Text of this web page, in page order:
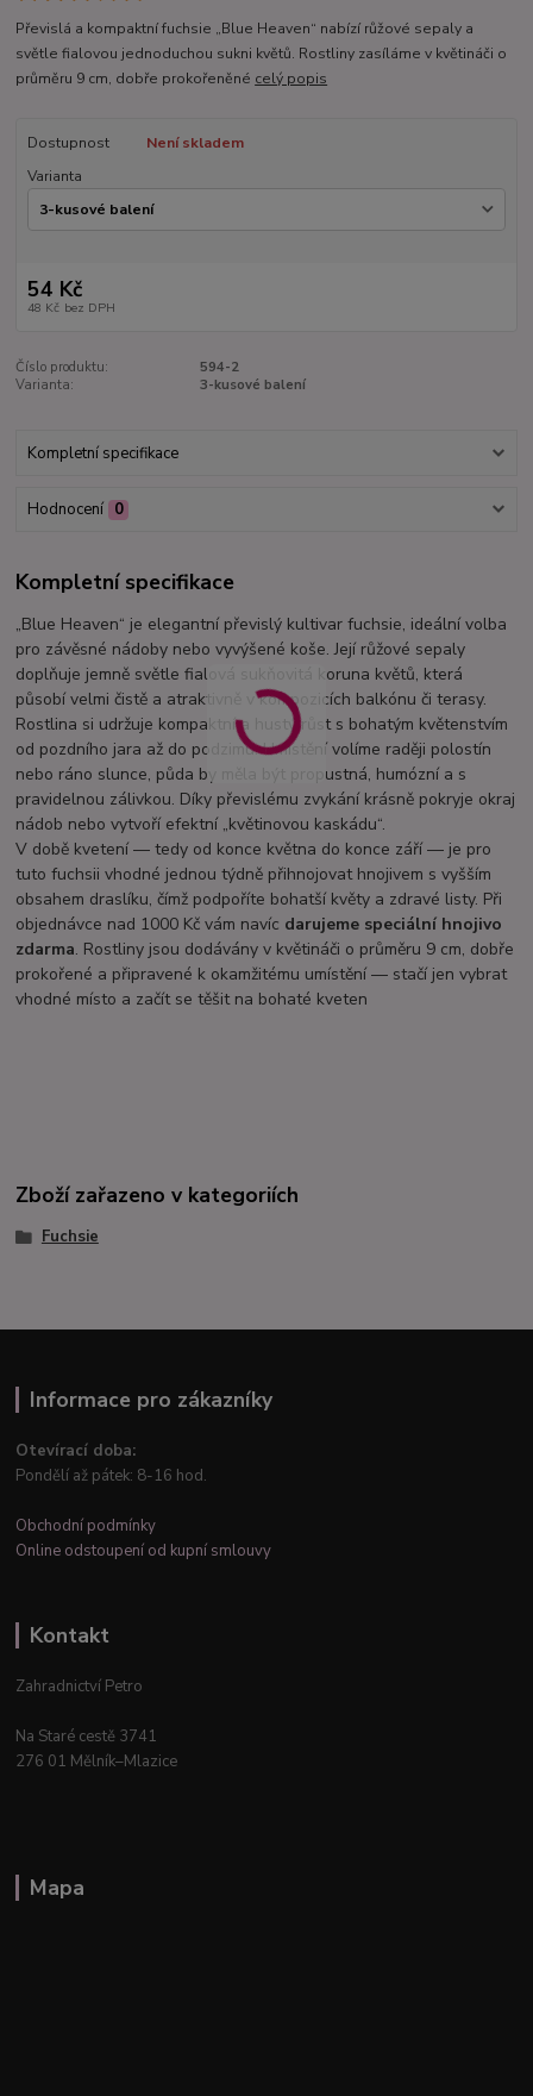
Převislá a kompaktní fuchsie „Blue Heaven“ nabízí růžové sepaly a
světle fialovou jednoduchou sukni květů. Rostliny zasíláme v květináči o
průměru 9 cm, dobře prokořeněné celý popis
Dostupnost
Není skladem
Varianta
54 Kč
48 Kč bez DPH
Číslo produktu:
594-2
Varianta:
3-kusové balení
Kompletní specifikace
Hodnocení 0
Kompletní specifikace
„Blue Heaven“ je elegantní převislý kultivar fuchsie, ideální volba
pro závěsné nádoby nebo vyvýšené koše. Její růžové sepaly
doplňuje jemně světle fialová sukňovitá koruna květů, která
působí velmi čistě a atraktivně v kompozicích balkónu či terasy.
Rostlina si udržuje kompaktní a hustý růst s bohatým květenstvím
od pozdního jara až do podzimu. Umístění volíme raději polostín
nebo ráno slunce, půda by měla být propustná, humózní a s
pravidelnou zálivkou. Díky převislému zvykání krásně pokryje okraj
nádob nebo vytvoří efektní „květinovou kaskádu“.
V době kvetení — tedy od konce května do konce září — je pro
tuto fuchsii vhodné jednou týdně přihnojovat hnojivem s vyšším
obsahem draslíku, čímž podpoříte bohatší květy a zdravé listy. Při
objednávce nad 1000 Kč vám navíc darujeme speciální hnojivo
zdarma. Rostliny jsou dodávány v květináči o průměru 9 cm, dobře
prokořené a připravené k okamžitému umístění — stačí jen vybrat
vhodné místo a začít se těšit na bohaté kveten
Zboží zařazeno v kategoriích
Fuchsie
Informace pro zákazníky
Otevírací doba:
Pondělí až pátek: 8-16 hod.
Obchodní podmínky
Online odstoupení od kupní smlouvy
Kontakt
Zahradnictví Petro
Na Staré cestě 3741
276 01 Mělník–Mlazice
Mapa